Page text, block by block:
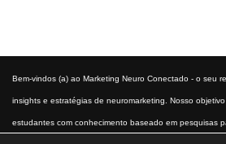
Bem-vindos (a) ao Marketing Neuro Conectado - o seu
insights e estratégias de neuromarketing. Nosso
estudantes com conhecimento baseado em pesquisas